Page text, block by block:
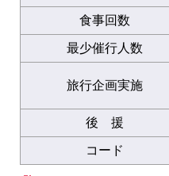
食事回数
最少催行人数
旅行企画実施
後 援
コード